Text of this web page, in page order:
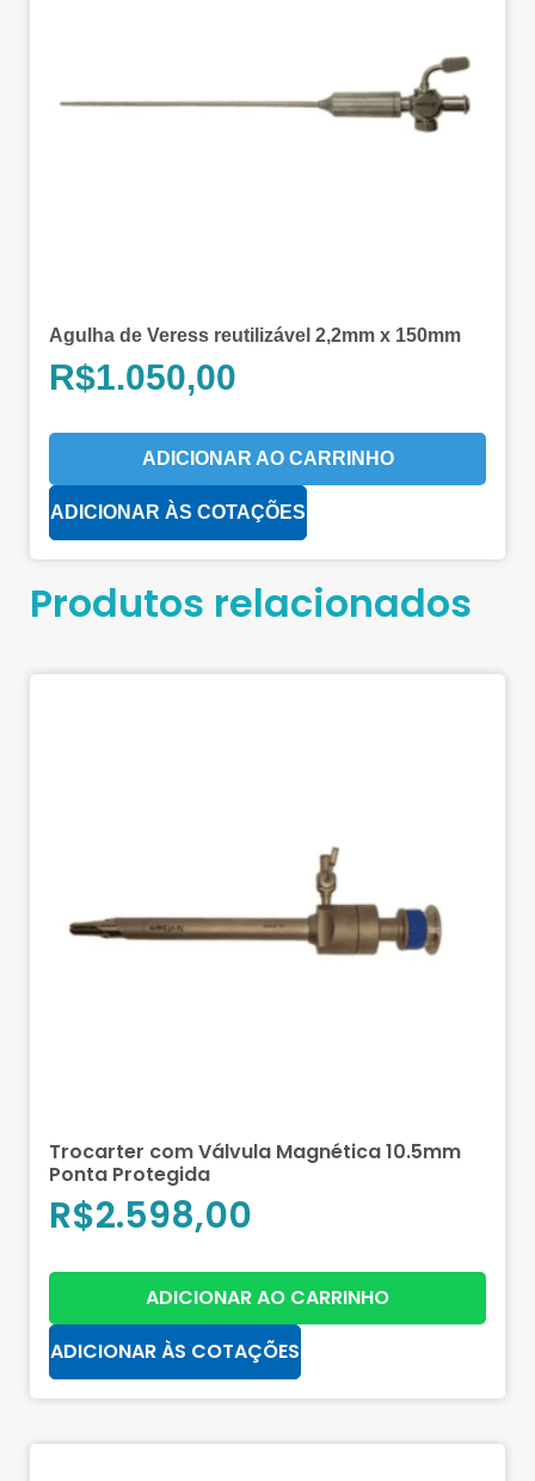
Agulha de Veress reutilizável 2,2mm x 150mm
R$1.050,00
ADICIONAR AO CARRINHO
ADICIONAR ÀS COTAÇÕES
Produtos relacionados
Trocarter com Válvula Magnética 10.5mm
Ponta Protegida
R$2.598,00
ADICIONAR AO CARRINHO
ADICIONAR ÀS COTAÇÕES